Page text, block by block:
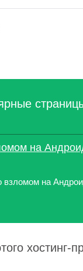
на
взломом на
хостинг-